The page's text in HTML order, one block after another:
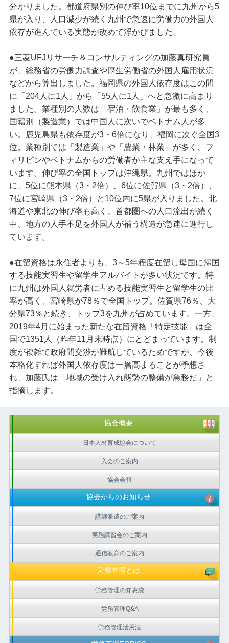
分かりました。都道府県別の伸び率10位までに九州から5
県が入り、人口減少が続く九州で急速に労働力の外国人
依存が進んでいる実態が改めて浮かびました。
●三菱UFJリサーチ＆コンサルティングの加藤真研究員
が、総務省の労働力調査や厚生労働省の外国人雇用状況
などから算出しました。福岡県の外国人依存度はこの間
に「204人に1人」から「55人に1人」へと急激に高まり
ました。業種別の人数は「宿泊・飲食業」が最も多く、
国籍別（製造業）では中国人に次いでベトナム人が多
い。鹿児島県も依存度が3・6倍になり、福岡に次ぐ全国3
位。業種別では「製造業」や「農業・林業」が多く、フ
ィリピンやベトナムからの労働者が主な支え手になって
います。伸び率の全国トップは沖縄県。九州ではほか
に、5位に熊本県（3・2倍）、6位に佐賀県（3・2倍）、
7位に宮崎県（3・2倍）と10位内に5県が入りました。北
海道や東北の伸び率も高く、首都圏への人口流出が続く
中、地方の人手不足を外国人が補う構造が急速に進行し
ています。
●在留資格は永住者よりも、3～5年程度在留し母国に帰国
する技能実習生や留学生アルバイトが多い状況です。特
に九州は外国人就労者に占める技能実習生と留学生の比
率が高く、宮崎県が78％で全国トップ。佐賀県76％、大
分県73％と続き、トップ3を九州が占めています。一方、
2019年4月に始まった新たな在留資格「特定技能」は全
国で1351人（昨年11月末時点）にとどまっています。制
度が複雑で政府間交渉が難航しているためですが、今後
本格化すれば外国人依存度は一層高まることが予想さ
れ、加藤氏は「地域の受け入れ態勢の整備が急務だ」と
指摘します。
協会概要
日本人材育成協会について
入会のご案内
協会会報
協会からのお知らせ
講師派遣のご案内
実務講習会のご案内
通信教育のご案内
労務管理とは
労務管理の知恵袋
労務管理Q&A
労務管理活用法